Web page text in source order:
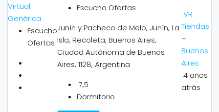
Virtual
Genérica
Escucho
Ofertas
Escucho Ofertas
Junín y Pacheco de Melo, Junín, La
Isla, Recoleta, Buenos Aires,
Ciudad Autónoma de Buenos
Aires, 1128, Argentina
7,5
Dormitorio
VR
Tiendas
–
Buenos
Aires
4 años
atrás